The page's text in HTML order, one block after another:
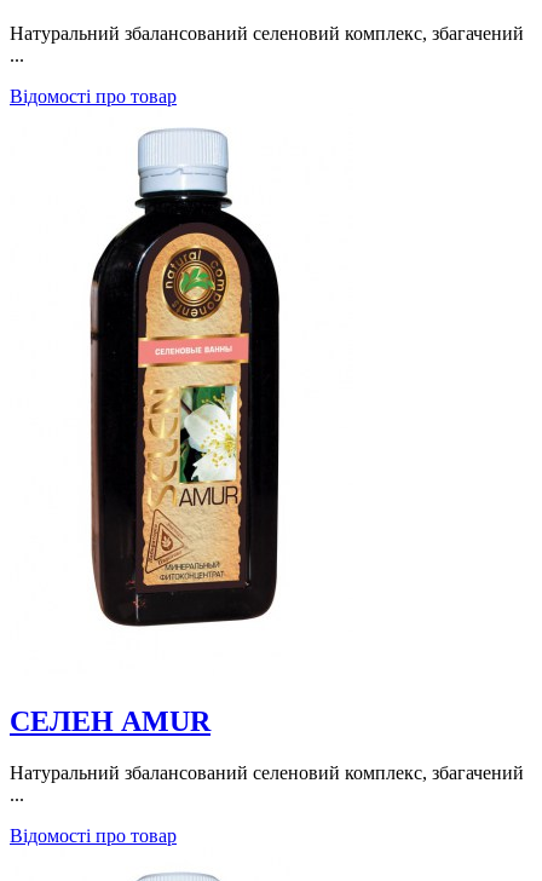
Натуральний збалансований селеновий комплекс, збагачений
...
Відомості про товар
СЕЛЕН AMUR
Натуральний збалансований селеновий комплекс, збагачений
...
Відомості про товар